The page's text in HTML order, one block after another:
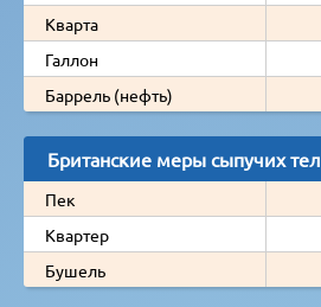
Кварта
Галлон
Баррель (нефть)
Британские меры сыпучих тел
Пек
Квартер
Бушель